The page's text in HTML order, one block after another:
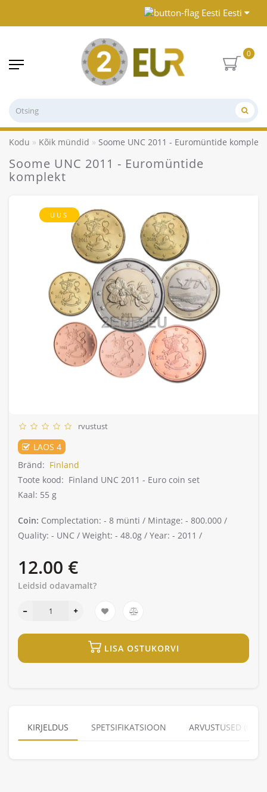
Eesti
0
Kodu Kõik mündid Soome UNC 2011 - Euromüntide komplekt
Soome UNC 2011 - Euromüntide
komplekt
UUS
rvustust
LAOS 4
Bränd: Finland
Toote kood: Finland UNC 2011 - Euro coin set
Kaal: 55 g
Coin: Complectation: - 8 münti / Mintage: - 800.000 /
Quality: - UNC / Weight: - 48.0g / Year: - 2011 /
12.00 €
Leidsid odavamalt?
LISA OSTUKORVI
KIRJELDUS SPETSIFIKATSIOON ARVUSTUSED (0)